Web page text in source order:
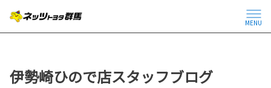
MENU
伊勢崎ひので店スタッフブログ